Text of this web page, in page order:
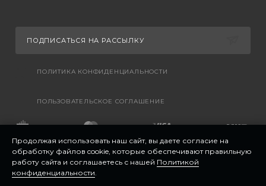
ПОДПИСАТЬСЯ НА РАССЫЛКУ
ПОЛИТИКА КОНФИДЕНЦИАЛЬНОСТИ
ПОЛЬЗОВАТЕЛЬСКОЕ СОГЛАШЕНИЕ
Продолжая использовать наш сайт, вы даете согласие на
обработку файлов cookie, которые обеспечивают правильную
работу сайта и соглашаетесь с нашей Политикой
конфиденциальности.